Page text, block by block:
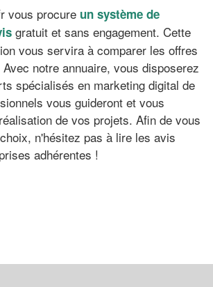
vous procure un système de
gratuit et sans engagement. Cette
vous servira à comparer les offres
notre annuaire, vous disposerez
spécialisés en marketing digital de
vous guideront et vous
de vos projets. Afin de vous
n'hésitez pas à lire les avis
adhérentes !